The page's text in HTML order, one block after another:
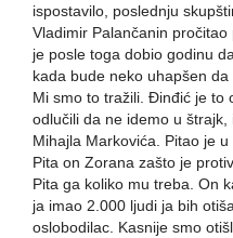
ispostavilo, poslednju
Vladimir Palančanin
je posle toga dobio godinu
kada bude neko uhapšen
Mi smo to tražili. Đinđić je to
odlučili da ne idemo u
Mihajla Markovića. Pitao je
Pita on Zorana zašto je
Pita ga koliko mu treba. On
ja imao 2.000 ljudi ja bih
oslobodilac. Kasnije smo